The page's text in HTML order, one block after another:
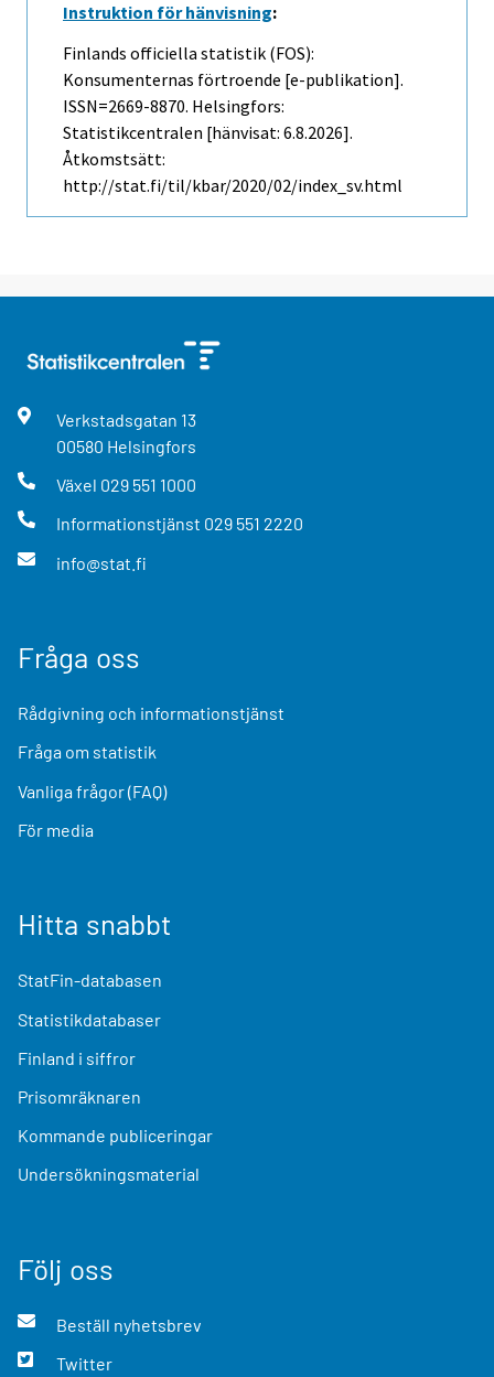
Instruktion för hänvisning:
Finlands officiella statistik (FOS):
Konsumenternas förtroende [e-publikation].
ISSN=2669-8870. Helsingfors:
Statistikcentralen [hänvisat: 6.8.2026].
Åtkomstsätt:
http://stat.fi/til/kbar/2020/02/index_sv.html
Verkstadsgatan 13
00580 Helsingfors
Växel 029 551 1000
Informationstjänst 029 551 2220
info@stat.fi
Fråga oss
Rådgivning och informationstjänst
Fråga om statistik
Vanliga frågor (FAQ)
För media
Hitta snabbt
StatFin-databasen
Statistikdatabaser
Finland i siffror
Prisomräknaren
Kommande publiceringar
Undersökningsmaterial
Följ oss
Beställ nyhetsbrev
Twitter